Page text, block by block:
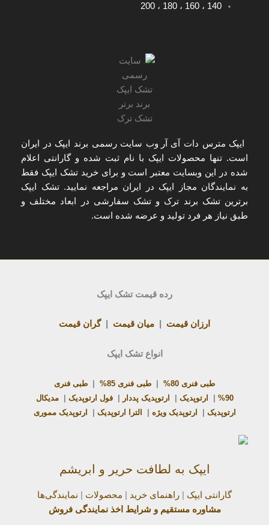
140 ، 160 ، 180 ، 200
ایپک مترس دات آی آر وب سایت رسمی برند ایپک در ایران
است. تنها محصولات ایپک با نام ثبت شده و گارانتی اعلام
شده در این وبسایت معتبر است و برایخرید تشک ایپک فقط
به نمایندگان مجاز ایپک در ایران مراجعه نمایید. تشک ایپک
برترین تشک برند ترک و تشک سفارشی در ابعاد مختلف و
طبق نیاز هر فرد تولید و عرضه شده است.
رده قیمت تشک ایپک
ارزان قیمت میان قیمت |گران قیمت
انواع تشک ایپک
طبی فنری 80% طبی فنری 85%
طبی فنری
90%
ارتوپدیک ارتوپدیک پددار |فول ارتوپدیک |مدیکال
ارتوپدیک
ارتوپدیک ویژه الترا ارتوپدیک ارتوپدیک مموری
ایپک به لطافت حریر و ابریشم
گارانتی ایپک | راهنمای خرید | محصولات | نمایندگی‌ها
مشاوره مستقیم و شرایط اخذ نمایندگی فروش